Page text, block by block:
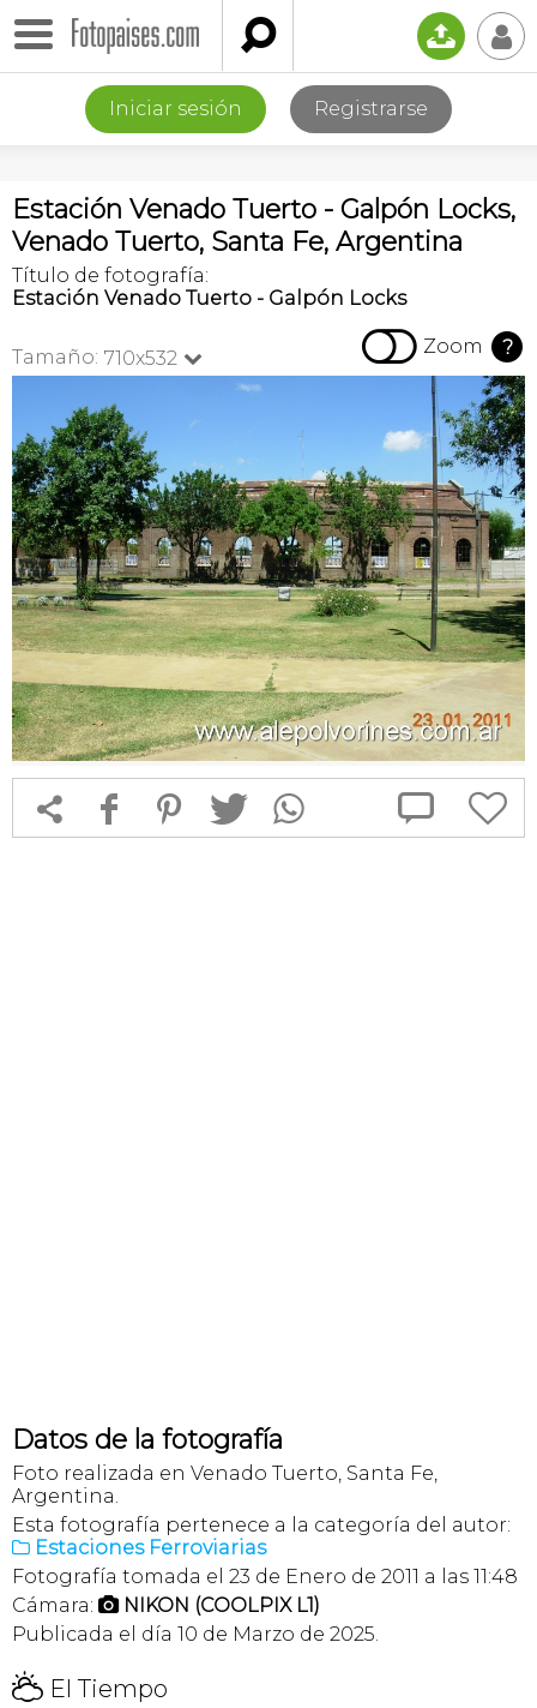
 📤 👤
Iniciar sesión Registrarse
Estación Venado Tuerto - Galpón Locks,
Venado Tuerto, Santa Fe, Argentina
Título de fotografía:
Estación Venado Tuerto - Galpón Locks
Tamaño: 710x532   Zoom ?
 f 1 T  
Datos de la fotografía
Foto realizada en Venado Tuerto, Santa Fe,
Argentina.
Esta fotografía pertenece a la categoría del autor:
 Estaciones Ferroviarias
Fotografía tomada el 23 de Enero de 2011 a las 11:48
Cámara:  NIKON (COOLPIX L1)
Publicada el día 10 de Marzo de 2025.
H El Tiempo